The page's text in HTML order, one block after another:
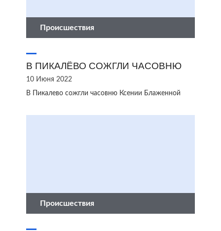
Происшествия
В ПИКАЛЁВО СОЖГЛИ ЧАСОВНЮ
10 Июня 2022
В Пикалево сожгли часовню Ксении Блаженной
Происшествия